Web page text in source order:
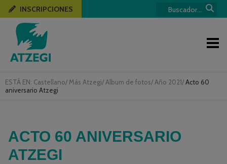
ESTÁ EN: Castellano/ Más Atzegi/ Album de fotos/ Año 2021/Acto 60
aniversario Atzegi
INSCRIPCIONES
ACTO 60 ANIVERSARIO
ATZEGI